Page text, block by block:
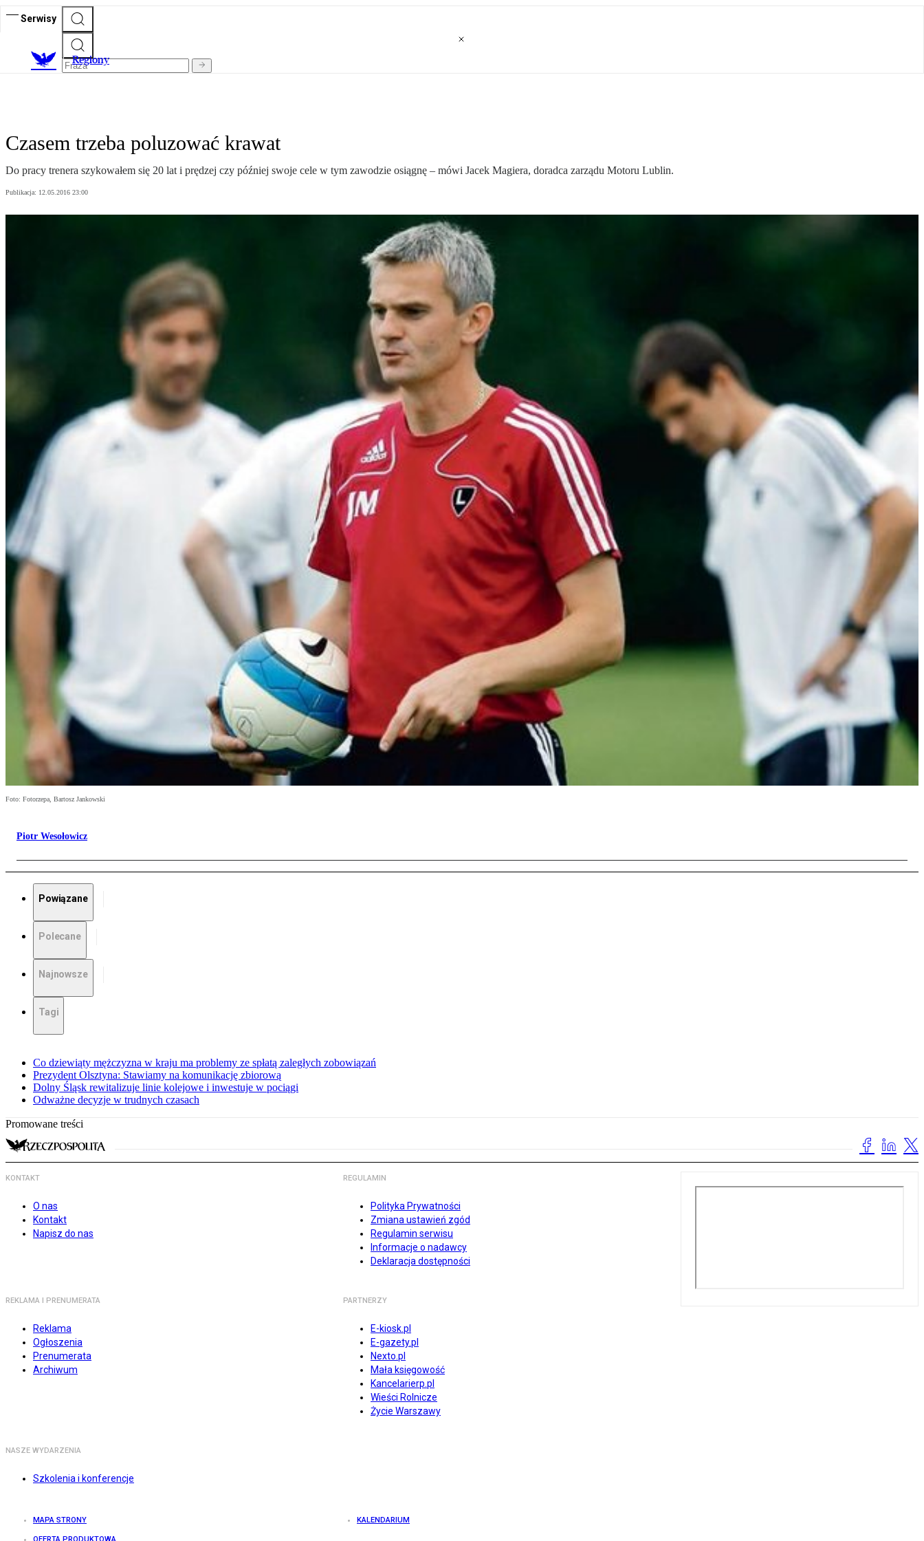
Serwisy
Regiony
Czasem trzeba poluzować krawat
Do pracy trenera szykowałem się 20 lat i prędzej czy później swoje cele w tym zawodzie osiągnę – mówi Jacek Magiera, doradca zarządu Motoru Lublin.
Publikacja: 12.05.2016 23:00
Foto: Fotorzepa, Bartosz Jankowski
Piotr Wesołowicz
Powiązane
Polecane
Najnowsze
Tagi
Co dziewiąty mężczyzna w kraju ma problemy ze spłatą zaległych zobowiązań
Prezydent Olsztyna: Stawiamy na komunikację zbiorową
Dolny Śląsk rewitalizuje linie kolejowe i inwestuje w pociągi
Odważne decyzje w trudnych czasach
Promowane treści
KONTAKT
O nas
Kontakt
Napisz do nas
REGULAMIN
Polityka Prywatności
Zmiana ustawień zgód
Regulamin serwisu
Informacje o nadawcy
Deklaracja dostępności
REKLAMA I PRENUMERATA
Reklama
Ogłoszenia
Prenumerata
Archiwum
PARTNERZY
E-kiosk.pl
E-gazety.pl
Nexto.pl
Mała księgowość
Kancelarierp.pl
Wieści Rolnicze
Życie Warszawy
NASZE WYDARZENIA
Szkolenia i konferencje
MAPA STRONY KALENDARIUM